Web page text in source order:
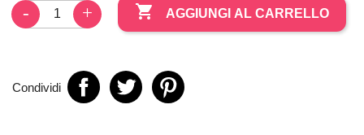
 AGGIUNGI AL CARRELLO
Condividi